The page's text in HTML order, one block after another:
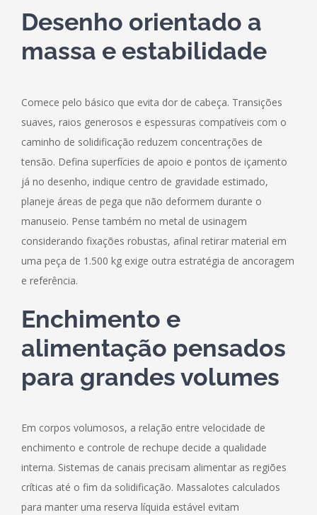
Desenho orientado a
massa e estabilidade
Comece pelo básico que evita dor de cabeça. Transições
suaves, raios generosos e espessuras compatíveis com o
caminho de solidificação reduzem concentrações de
tensão. Defina superfícies de apoio e pontos de içamento
já no desenho, indique centro de gravidade estimado,
planeje áreas de pega que não deformem durante o
manuseio. Pense também no metal de usinagem
considerando fixações robustas, afinal retirar material em
uma peça de 1.500 kg exige outra estratégia de ancoragem
e referência.
Enchimento e
alimentação pensados
para grandes volumes
Em corpos volumosos, a relação entre velocidade de
enchimento e controle de rechupe decide a qualidade
interna. Sistemas de canais precisam alimentar as regiões
críticas até o fim da solidificação. Massalotes calculados
para manter uma reserva líquida estável evitam